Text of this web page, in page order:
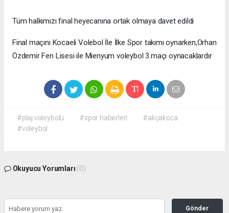
Tüm halkımızı final heyecanına ortak olmaya davet edildi
Final maçını Kocaeli Volebol İle İlke Spor takımı oynarken,Orhan
Özdemir Fen Lisesi ile Mienyum voleybol 3.maçı oynacaklardır
#plaj voleybolu #spor haberleri
#akçakoca
#voleybol
Okuyucu Yorumları (0)
Gönder